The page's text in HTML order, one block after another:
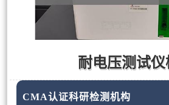
耐电压测试仪
CMA认证科研检测机构